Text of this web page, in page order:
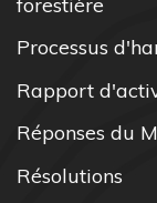
Processus
Rapport
Réponses du
Résolutions